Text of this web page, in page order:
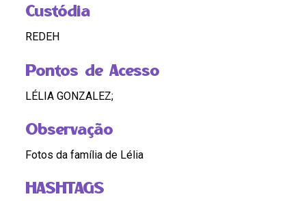
Custódia
REDEH
Pontos de Acesso
LÉLIA GONZALEZ;
Observação
Fotos da família de Lélia
HASHTAGS